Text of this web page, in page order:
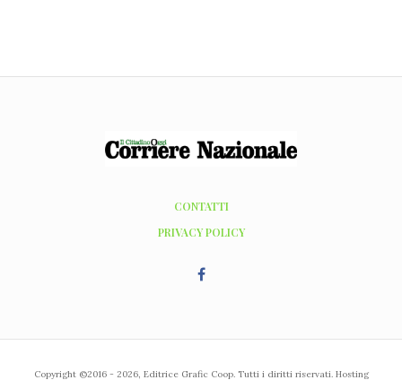
CONTATTI
PRIVACY POLICY
Copyright ©2016 - 2026, Editrice Grafic Coop. Tutti i diritti riservati. Hosting